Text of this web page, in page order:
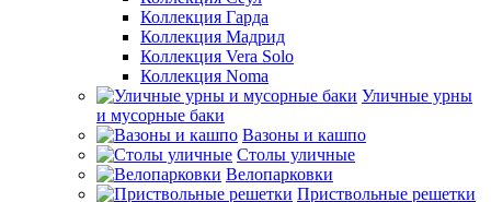
Коллекция Гарда
Коллекция Мадрид
Коллекция Vera Solo
Коллекция Noma
Уличные урны
и мусорные баки
Вазоны и кашпо
Столы уличные
Велопарковки
Приствольные решетки